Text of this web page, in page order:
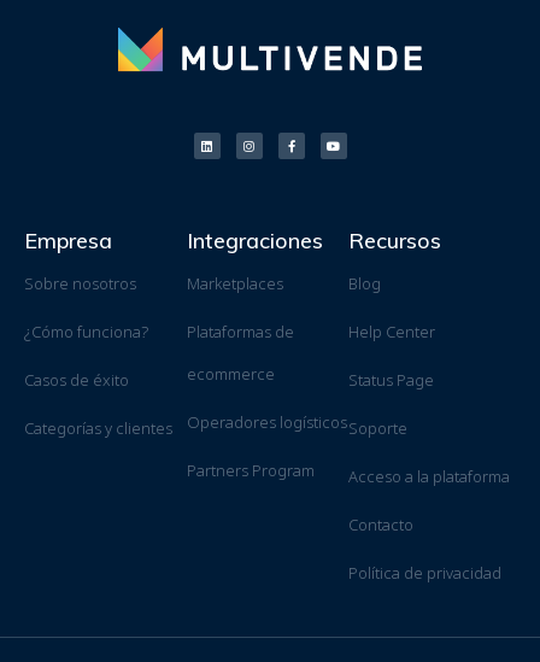
Empresa
Sobre nosotros
¿Cómo funciona?
Casos de éxito
Categorías y clientes
Integraciones
Marketplaces
Plataformas de
ecommerce
Operadores logísticos
Partners Program
Recursos
Blog
Help Center
Status Page
Soporte
Acceso a la plataforma
Contacto
Política de privacidad